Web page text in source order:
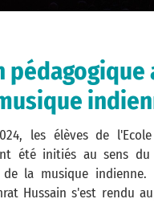
pédagogique
les élèves de
été initiés au sens
la musique indienne.
Hussain s'est rendu